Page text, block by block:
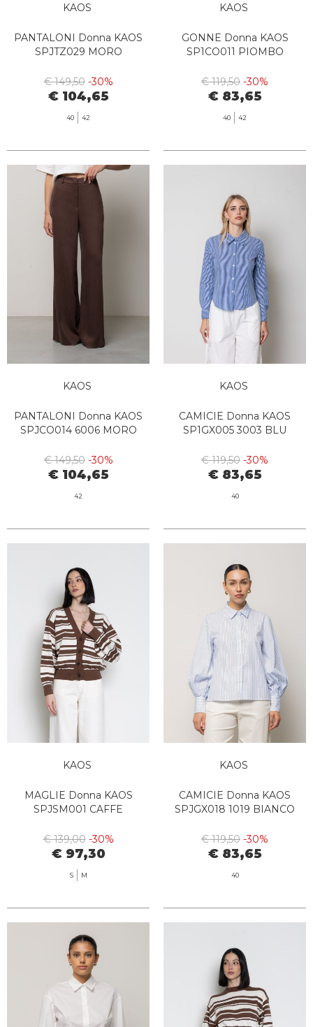
KAOS
PANTALONI Donna KAOS
SPJTZ029 MORO
€ 149,50 -30%
€ 104,65
40 42
KAOS
GONNE Donna KAOS
SP1CO011 PIOMBO
€ 119,50 -30%
€ 83,65
40 42
KAOS
PANTALONI Donna KAOS
SPJCO014 6006 MORO
€ 149,50 -30%
€ 104,65
42
KAOS
CAMICIE Donna KAOS
SP1GX005 3003 BLU
€ 119,50 -30%
€ 83,65
40
KAOS
MAGLIE Donna KAOS
SPJSM001 CAFFE
€ 139,00 -30%
€ 97,30
S M
KAOS
CAMICIE Donna KAOS
SPJGX018 1019 BIANCO
€ 119,50 -30%
€ 83,65
40